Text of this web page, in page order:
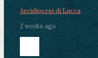
Arcidiocesi di Lucca
2 weeks ago